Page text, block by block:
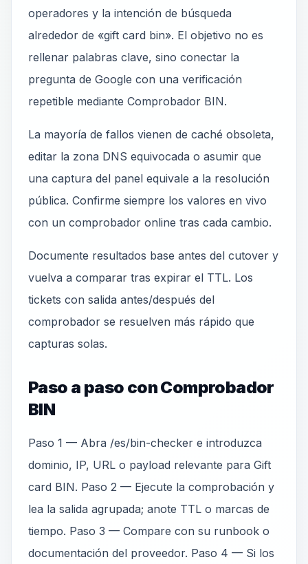
operadores y la intención de búsqueda
alrededor de «gift card bin». El objetivo no es
rellenar palabras clave, sino conectar la
pregunta de Google con una verificación
repetible mediante Comprobador BIN.
La mayoría de fallos vienen de caché obsoleta,
editar la zona DNS equivocada o asumir que
una captura del panel equivale a la resolución
pública. Confirme siempre los valores en vivo
con un comprobador online tras cada cambio.
Documente resultados base antes del cutover y
vuelva a comparar tras expirar el TTL. Los
tickets con salida antes/después del
comprobador se resuelven más rápido que
capturas solas.
Paso a paso con Comprobador
BIN
Paso 1 — Abra /es/bin-checker e introduzca
dominio, IP, URL o payload relevante para Gift
card BIN. Paso 2 — Ejecute la comprobación y
lea la salida agrupada; anote TTL o marcas de
tiempo. Paso 3 — Compare con su runbook o
documentación del proveedor. Paso 4 — Si los